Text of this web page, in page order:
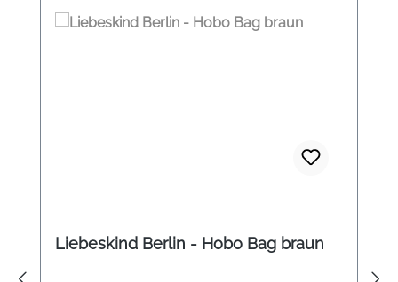
Liebeskind Berlin - Hobo Bag braun